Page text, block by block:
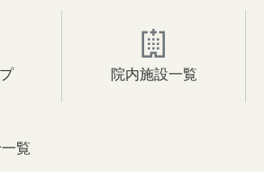
院内施設一覧
覧